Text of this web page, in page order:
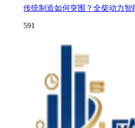
传统制造如何突围？全柴动力智
591